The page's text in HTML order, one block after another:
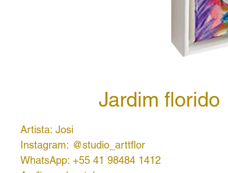
Jardim florido
Artista: Josi
Instagram: @studio_arttflor
WhatsApp: +55 41 98484 1412